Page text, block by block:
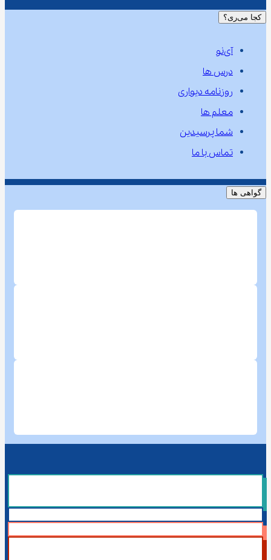
کجا می‌ری؟
آی‌نو
درس ها
روزنامه دیواری
معلم ها
شما پرسیدین
تماس با ما
گواهی ها